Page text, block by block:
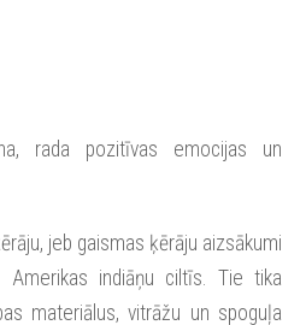
rada pozitīvas emocijas un
jeb gaismas ķērāju aizsākumi
Amerikas indiāņu ciltīs. Tie tika
materiālus, vitrāžu un spoguļa